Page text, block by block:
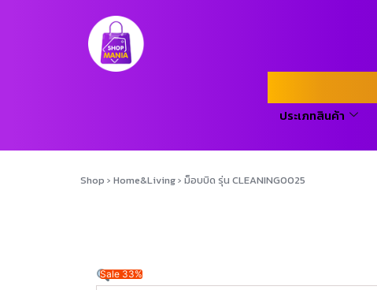
ประเภทสินค้า
Shop › Home&Living› ม็อบบิด รุ่น CLEANING0025
Sale 33%